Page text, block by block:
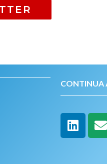
CONTINUA